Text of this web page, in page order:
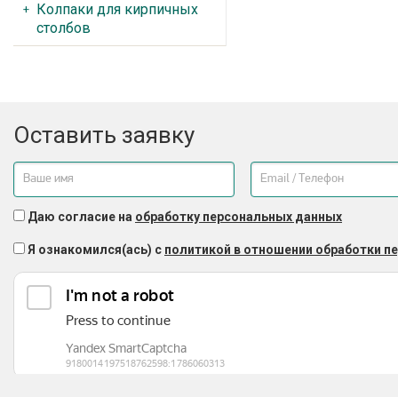
Колпаки для кирпичных
столбов
Оставить заявку
Даю согласие на обработку персональных данных
Я ознакомился(ась) с политикой в отношении обработки